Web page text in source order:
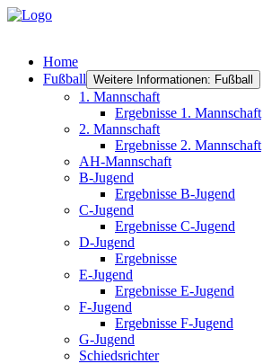
Home
Fußball Weitere Informationen: Fußball
1. Mannschaft
Ergebnisse 1. Mannschaft
2. Mannschaft
Ergebnisse 2. Mannschaft
AH-Mannschaft
B-Jugend
Ergebnisse B-Jugend
C-Jugend
Ergebnisse C-Jugend
D-Jugend
Ergebnisse
E-Jugend
Ergebnisse E-Jugend
F-Jugend
Ergebnisse F-Jugend
G-Jugend
Schiedsrichter